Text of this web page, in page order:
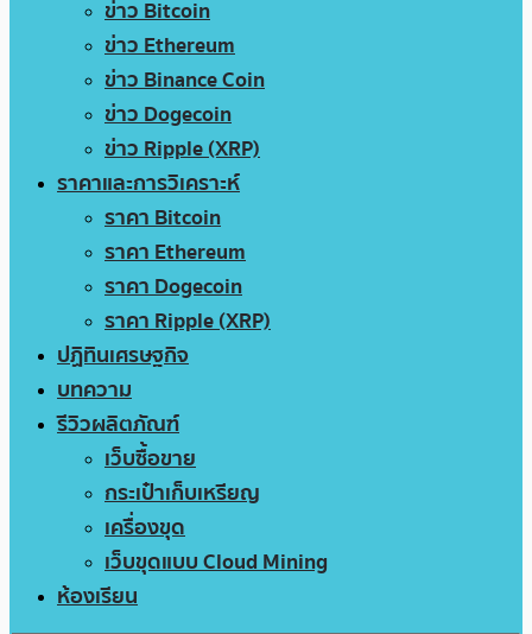
ข่าว Bitcoin
ข่าว Ethereum
ข่าว Binance Coin
ข่าว Dogecoin
ข่าว Ripple (XRP)
ราคาและการวิเคราะห์
ราคา Bitcoin
ราคา Ethereum
ราคา Dogecoin
ราคา Ripple (XRP)
ปฏิทินเศรษฐกิจ
บทความ
รีวิวผลิตภัณฑ์
เว็บซื้อขาย
กระเป๋าเก็บเหรียญ
เครื่องขุด
เว็บขุดแบบ Cloud Mining
ห้องเรียน